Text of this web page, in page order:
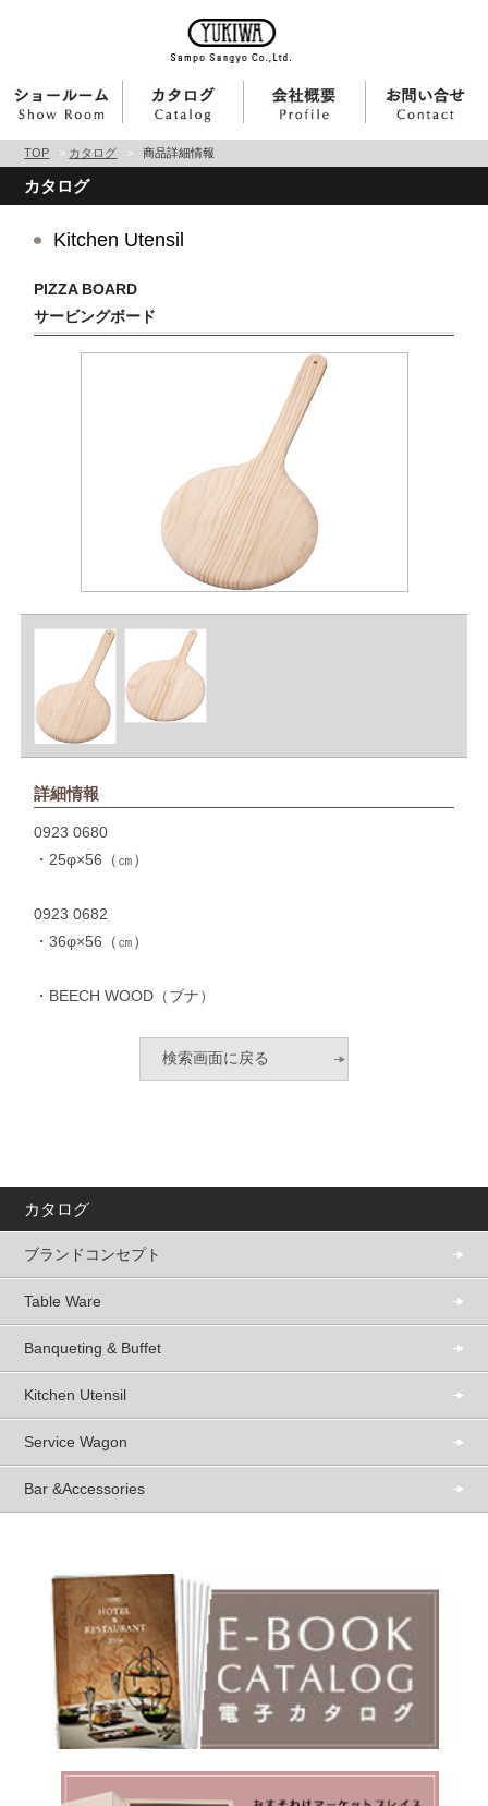
TOP > カタログ > 商品詳細情報
カタログ
Kitchen Utensil
PIZZA BOARD
サービングボード
詳細情報
0923 0680
・25φ×56（㎝）
0923 0682
・36φ×56（㎝）
・BEECH WOOD（ブナ）
カタログ
ブランドコンセプト
Table Ware
Banqueting & Buffet
Kitchen Utensil
Service Wagon
Bar &Accessories